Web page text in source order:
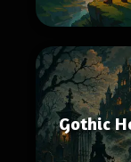
Gothic